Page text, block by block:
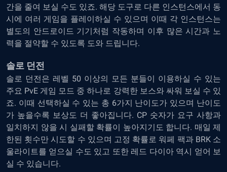
간을 줄여 보실 수도 있죠. 해당 도구로 다른 인스턴스에서 동
시에 여러 게임을 플레이하실 수 있으며 이때 각 인스턴스는
별도의 안드로이드 기기처럼 작동하며 이후 많은 시간과 노
력을 절약할 수 있도록 도와 드립니다.
솔로 던전
솔로 던전은 레벨 50 이상의 모든 분들이 이용하실 수 있는
주요 PvE 게임 모드 중 하나로 강력한 보스와 싸워 보실 수 있
죠. 이때 선택하실 수 있는 총 6가지 난이도가 있으며 난이도
가 높을수록 보상도 더 좋아집니다. CP 숫자가 요구 사항과
일치하지 않을 시 실패할 확률이 높아지기도 합니다. 매일 제
한된 횟수만 시도할 수 있으며 고정 확률로 워페 팩과 BRK 소
울라이트를 얻으실 수도 있고 또한 레드 다이아 역시 얻어 보
실 수 있습니다.